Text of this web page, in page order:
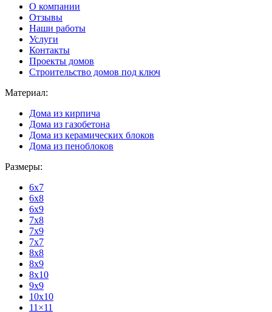
О компании
Отзывы
Наши работы
Услуги
Контакты
Проекты домов
Строительство домов под ключ
Материал:
Дома из кирпича
Дома из газобетона
Дома из керамических блоков
Дома из пеноблоков
Размеры:
6x7
6x8
6x9
7x8
7x9
7x7
8x8
8x9
8x10
9x9
10x10
11×11